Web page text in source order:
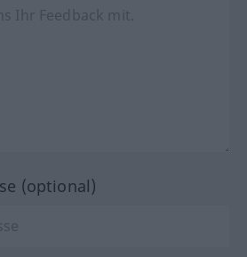
(optional)